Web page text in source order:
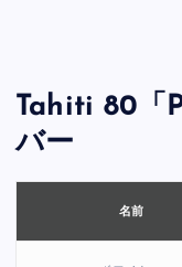
Tahiti 80「
バー
名前